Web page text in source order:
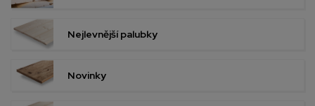
Nejlevnější palubky
Novinky